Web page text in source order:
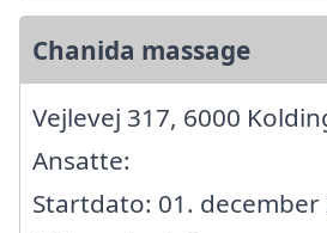
Chanida massage
Vejlevej 317, 6000
Ansatte:
Startdato: 01. december